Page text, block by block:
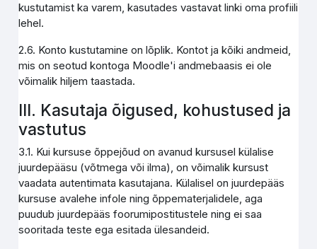
kustutamist ka varem, kasutades vastavat linki oma profiili
lehel.
2.6. Konto kustutamine on lõplik. Kontot ja kõiki andmeid,
mis on seotud kontoga Moodle'i andmebaasis ei ole
võimalik hiljem taastada.
III. Kasutaja õigused, kohustused ja
vastutus
3.1. Kui kursuse õppejõud on avanud kursusel külalise
juurdepääsu (võtmega või ilma), on võimalik kursust
vaadata autentimata kasutajana. Külalisel on juurdepääs
kursuse avalehe infole ning õppematerjalidele, aga
puudub juurdepääs foorumipostitustele ning ei saa
sooritada teste ega esitada ülesandeid.